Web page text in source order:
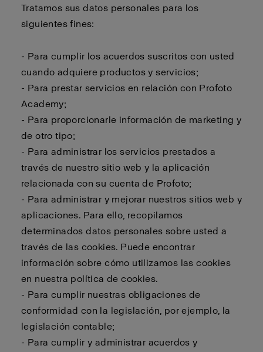
Tratamos sus datos personales para los
siguientes fines:
- Para cumplir los acuerdos suscritos con usted
cuando adquiere productos y servicios;
- Para prestar servicios en relación con Profoto
Academy;
- Para proporcionarle información de marketing y
de otro tipo;
- Para administrar los servicios prestados a
través de nuestro sitio web y la aplicación
relacionada con su cuenta de Profoto;
- Para administrar y mejorar nuestros sitios web y
aplicaciones. Para ello, recopilamos
determinados datos personales sobre usted a
través de las cookies. Puede encontrar
información sobre cómo utilizamos las cookies
en nuestra política de cookies.
- Para cumplir nuestras obligaciones de
conformidad con la legislación, por ejemplo, la
legislación contable;
- Para cumplir y administrar acuerdos y